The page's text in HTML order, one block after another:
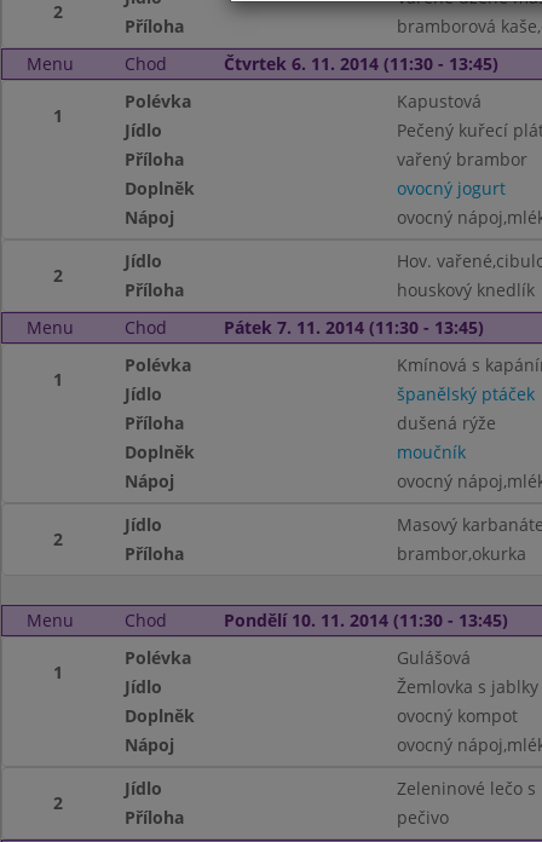
2
Příloha
bramborová
Menu
Chod Čtvrtek 6. 11. 2014 (11:30 - 13:45)
1
Polévka
Kapustová
Jídlo
Pečený kuřecí
Příloha
vařený brambor
Doplněk
ovocný jogurt
Nápoj
ovocný
2
Jídlo
Hov.
Příloha
houskový knedlík
Menu
Chod Pátek 7. 11. 2014 (11:30 - 13:45)
1
Polévka
Kmínová s
Jídlo
španělský ptáček
Příloha
dušená rýže
Doplněk
moučník
Nápoj
ovocný
2
Jídlo
Masový
Příloha
brambor,okurka
Menu Chod Pondělí 10. 11. 2014 (11:30 - 13:45)
1
Polévka
Gulášová
Jídlo
Žemlovka s
Doplněk
ovocný kompot
Nápoj
ovocný
2
Jídlo
Zeleninové lečo
Příloha
pečivo